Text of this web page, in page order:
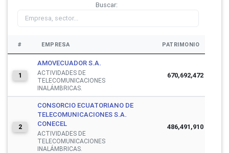
Buscar:
# EMPRESA PATRIMONIO
1
AMOVECUADOR S.A.
ACTIVIDADES DE
TELECOMUNICACIONES
INALÁMBRICAS.
670,692,472
2
CONSORCIO ECUATORIANO DE
TELECOMUNICACIONES S.A.
CONECEL
ACTIVIDADES DE
TELECOMUNICACIONES
INALÁMBRICAS.
486,491,910